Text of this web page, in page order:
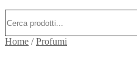
Home /Profumi